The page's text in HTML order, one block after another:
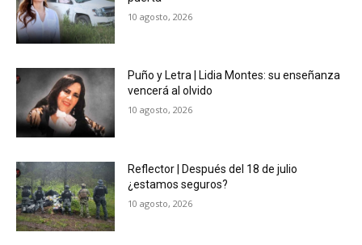
10 agosto, 2026
Puño y Letra | Lidia Montes: su enseñanza
vencerá al olvido
10 agosto, 2026
Reflector | Después del 18 de julio
¿estamos seguros?
10 agosto, 2026